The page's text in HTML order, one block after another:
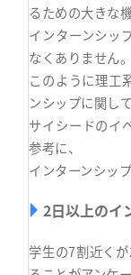
るための大きな
インターンシッ
なくありません。
このように理工
ンシップに関して
サイシードのイ
参考に、
インターンシッ
2日以上のイ
学生の7割近く